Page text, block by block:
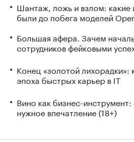
Шантаж, ложь и взлом:
были до побега моделей
Большая афера. Зачем
сотрудников фейковыми
Конец «золотой лихорадки»:
эпоха быстрых карьер в IT
Вино как бизнес-инструмент:
нужное впечатление (18+)